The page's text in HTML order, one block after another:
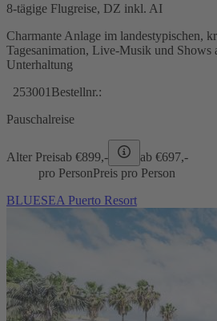
8-tägige Flugreise, DZ inkl. AI
Charmante Anlage im landestypischen,
Tagesanimation, Live-Musik und Shows
Unterhaltung
253001 Bestellnr.:
Pauschalreise
Alter Preisab €899,- ab €697,-
pro PersonPreis pro Person
BLUESEA Puerto Resort